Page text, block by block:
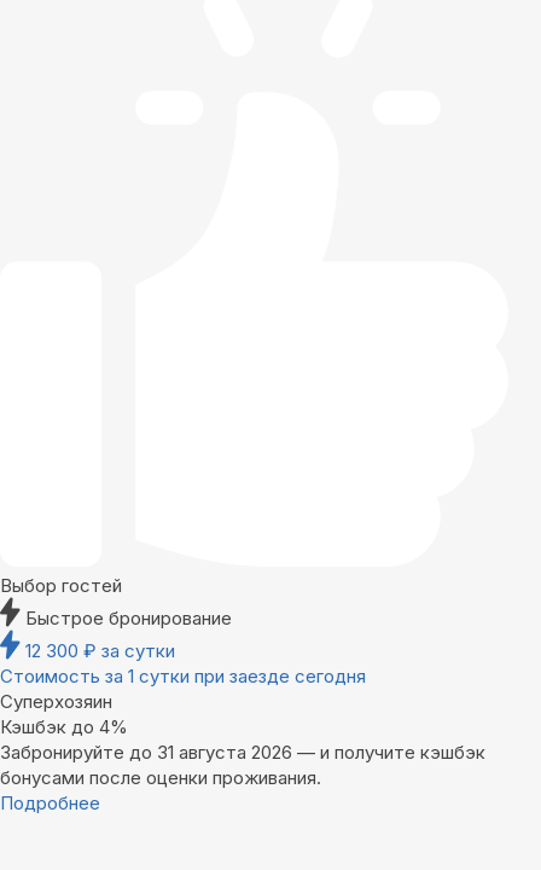
Выбор гостей
Быстрое бронирование
12 300 ₽ за сутки
Стоимость за 1 сутки при заезде сегодня
Суперхозяин
Кэшбэк до 4%
Забронируйте до 31 августа 2026 — и получите кэшбэк
бонусами после оценки проживания.
Подробнее